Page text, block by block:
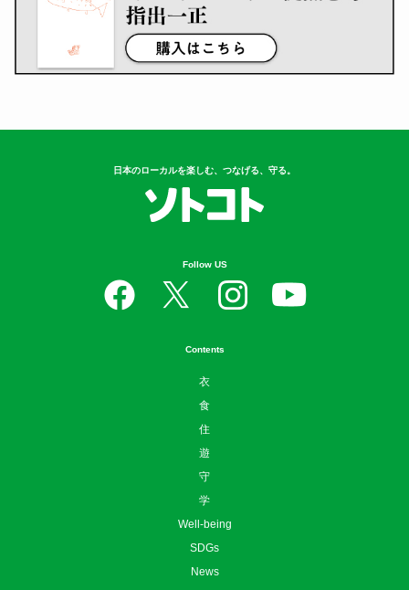
日本のローカルを楽しむ、つなげる、守る。
Follow US
Contents
衣
食
住
遊
守
学
Well-being
SDGs
News